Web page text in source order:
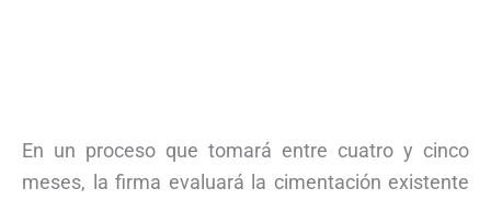
En un proceso que tomará entre cuatro y cinco
meses, la firma evaluará la cimentación existente